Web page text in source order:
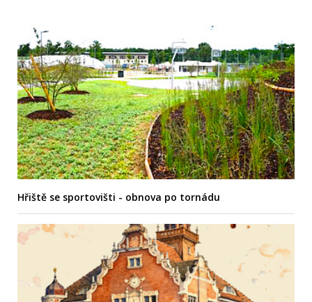
Hřiště se sportovišti - obnova po tornádu